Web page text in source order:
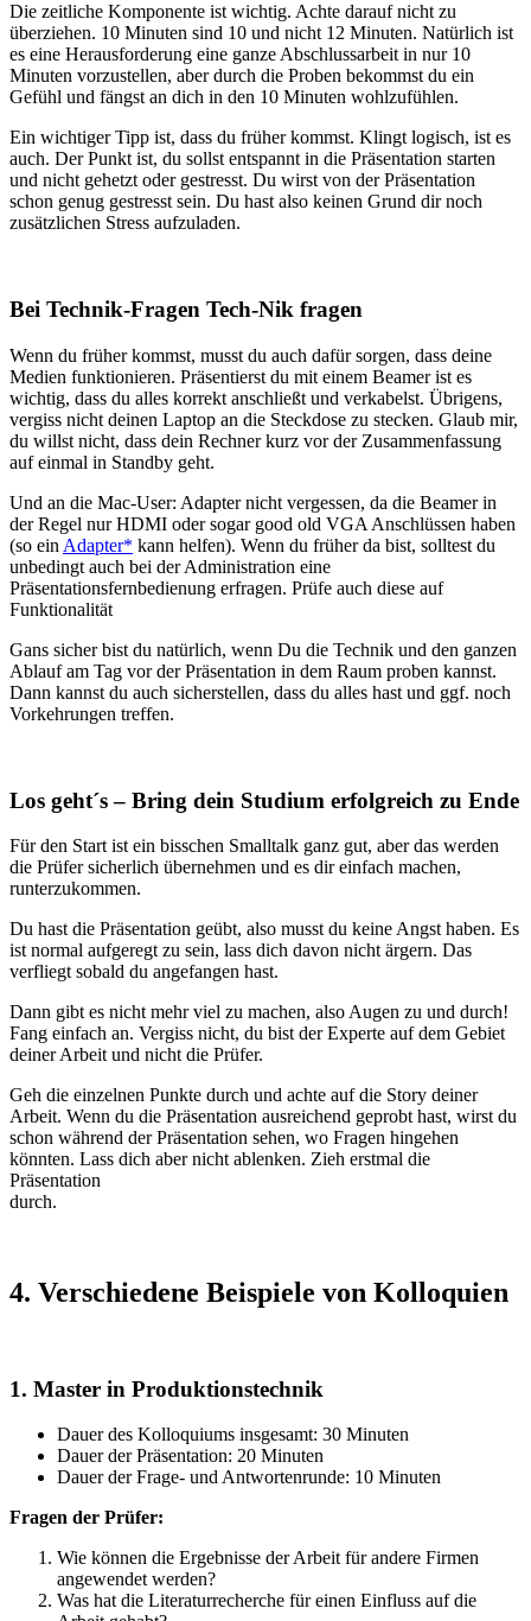
Die zeitliche Komponente ist wichtig. Achte darauf nicht zu
überziehen. 10 Minuten sind 10 und nicht 12 Minuten. Natürlich ist
es eine Herausforderung eine ganze Abschlussarbeit in nur 10
Minuten vorzustellen, aber durch die Proben bekommst du ein
Gefühl und fängst an dich in den 10 Minuten wohlzufühlen.
Ein wichtiger Tipp ist, dass du früher kommst. Klingt logisch, ist es
auch. Der Punkt ist, du sollst entspannt in die Präsentation starten
und nicht gehetzt oder gestresst. Du wirst von der Präsentation
schon genug gestresst sein. Du hast also keinen Grund dir noch
zusätzlichen Stress aufzuladen.
Bei Technik-Fragen Tech-Nik fragen
Wenn du früher kommst, musst du auch dafür sorgen, dass deine
Medien funktionieren. Präsentierst du mit einem Beamer ist es
wichtig, dass du alles korrekt anschließt und verkabelst. Übrigens,
vergiss nicht deinen Laptop an die Steckdose zu stecken. Glaub mir,
du willst nicht, dass dein Rechner kurz vor der Zusammenfassung
auf einmal in Standby geht.
Und an die Mac-User: Adapter nicht vergessen, da die Beamer in
der Regel nur HDMI oder sogar good old VGA Anschlüssen haben
(so ein Adapter* kann helfen). Wenn du früher da bist, solltest du
unbedingt auch bei der Administration eine
Präsentationsfernbedienung erfragen. Prüfe auch diese auf
Funktionalität
Gans sicher bist du natürlich, wenn Du die Technik und den ganzen
Ablauf am Tag vor der Präsentation in dem Raum proben kannst.
Dann kannst du auch sicherstellen, dass du alles hast und ggf. noch
Vorkehrungen treffen.
Los geht´s – Bring dein Studium erfolgreich zu Ende
Für den Start ist ein bisschen Smalltalk ganz gut, aber das werden
die Prüfer sicherlich übernehmen und es dir einfach machen,
runterzukommen.
Du hast die Präsentation geübt, also musst du keine Angst haben. Es
ist normal aufgeregt zu sein, lass dich davon nicht ärgern. Das
verfliegt sobald du angefangen hast.
Dann gibt es nicht mehr viel zu machen, also Augen zu und durch!
Fang einfach an. Vergiss nicht, du bist der Experte auf dem Gebiet
deiner Arbeit und nicht die Prüfer.
Geh die einzelnen Punkte durch und achte auf die Story deiner
Arbeit. Wenn du die Präsentation ausreichend geprobt hast, wirst du
schon während der Präsentation sehen, wo Fragen hingehen
könnten. Lass dich aber nicht ablenken. Zieh erstmal die
Präsentation
durch.
4. Verschiedene Beispiele von Kolloquien
1. Master in Produktionstechnik
Dauer des Kolloquiums insgesamt: 30 Minuten
Dauer der Präsentation: 20 Minuten
Dauer der Frage- und Antwortenrunde: 10 Minuten
Fragen der Prüfer:
Wie können die Ergebnisse der Arbeit für andere Firmen
angewendet werden?
Was hat die Literaturrecherche für einen Einfluss auf die